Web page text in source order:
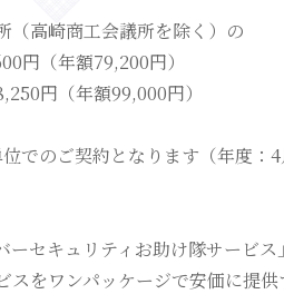
（高崎商工会議所を除く）の
円（年額79,200円）
円（年額99,000円）
でのご契約となります（年度：
ーセキュリティお助け隊サービ
スをワンパッケージで安価に提供